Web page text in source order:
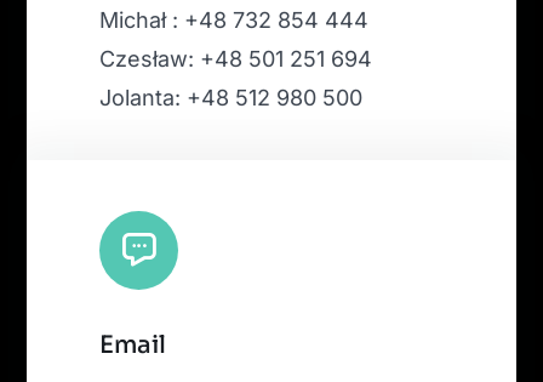
Michał : +48 732 854 444
Czesław: +48 501 251 694
Jolanta: +48 512 980 500
Email